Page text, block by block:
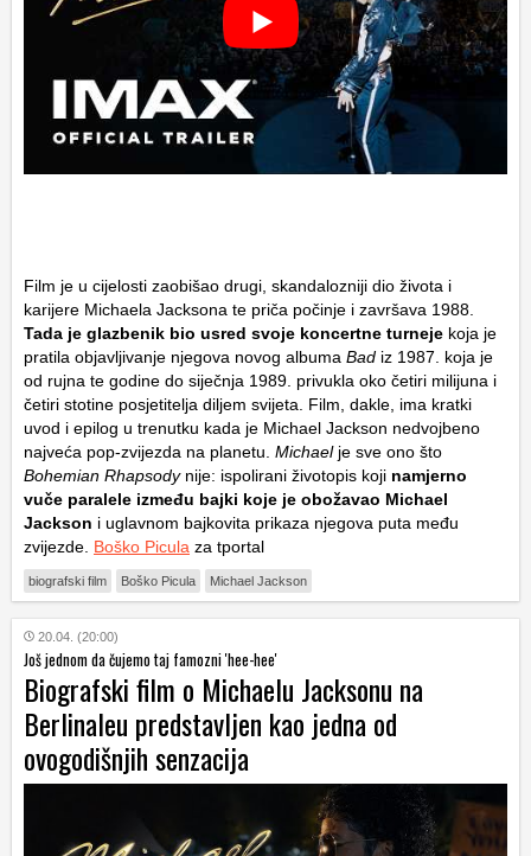
Film je u cijelosti zaobišao drugi, skandalozniji dio života i
karijere Michaela Jacksona te priča počinje i završava 1988.
Tada je glazbenik bio usred svoje koncertne turneje koja je
pratila objavljivanje njegova novog albuma Bad iz 1987. koja je
od rujna te godine do siječnja 1989. privukla oko četiri milijuna i
četiri stotine posjetitelja diljem svijeta. Film, dakle, ima kratki
uvod i epilog u trenutku kada je Michael Jackson nedvojbeno
najveća pop-zvijezda na planetu. Michaelje sve ono što
Bohemian Rhapsody nije: ispolirani životopis koji namjerno
vuče paralele između bajki koje je obožavao Michael
Jackson i uglavnom bajkovita prikaza njegova puta među
zvijezde. Boško Picula za tportal
biografski film Boško Picula Michael Jackson
20.04. (20:00)
Još jednom da čujemo taj famozni 'hee-hee'
Biografski film o Michaelu Jacksonu na
Berlinaleu predstavljen kao jedna od
ovogodišnjih senzacija